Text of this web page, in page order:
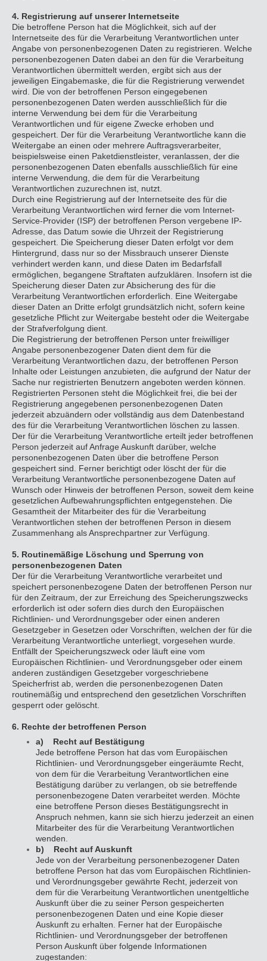
4. Registrierung auf unserer Internetseite
Die betroffene Person hat die Möglichkeit, sich auf der
Internetseite des für die Verarbeitung Verantwortlichen unter
Angabe von personenbezogenen Daten zu registrieren. Welche
personenbezogenen Daten dabei an den für die Verarbeitung
Verantwortlichen übermittelt werden, ergibt sich aus der
jeweiligen Eingabemaske, die für die Registrierung verwendet
wird. Die von der betroffenen Person eingegebenen
personenbezogenen Daten werden ausschließlich für die
interne Verwendung bei dem für die Verarbeitung
Verantwortlichen und für eigene Zwecke erhoben und
gespeichert. Der für die Verarbeitung Verantwortliche kann die
Weitergabe an einen oder mehrere Auftragsverarbeiter,
beispielsweise einen Paketdienstleister, veranlassen, der die
personenbezogenen Daten ebenfalls ausschließlich für eine
interne Verwendung, die dem für die Verarbeitung
Verantwortlichen zuzurechnen ist, nutzt.
Durch eine Registrierung auf der Internetseite des für die
Verarbeitung Verantwortlichen wird ferner die vom Internet-
Service-Provider (ISP) der betroffenen Person vergebene IP-
Adresse, das Datum sowie die Uhrzeit der Registrierung
gespeichert. Die Speicherung dieser Daten erfolgt vor dem
Hintergrund, dass nur so der Missbrauch unserer Dienste
verhindert werden kann, und diese Daten im Bedarfsfall
ermöglichen, begangene Straftaten aufzuklären. Insofern ist die
Speicherung dieser Daten zur Absicherung des für die
Verarbeitung Verantwortlichen erforderlich. Eine Weitergabe
dieser Daten an Dritte erfolgt grundsätzlich nicht, sofern keine
gesetzliche Pflicht zur Weitergabe besteht oder die Weitergabe
der Strafverfolgung dient.
Die Registrierung der betroffenen Person unter freiwilliger
Angabe personenbezogener Daten dient dem für die
Verarbeitung Verantwortlichen dazu, der betroffenen Person
Inhalte oder Leistungen anzubieten, die aufgrund der Natur der
Sache nur registrierten Benutzern angeboten werden können.
Registrierten Personen steht die Möglichkeit frei, die bei der
Registrierung angegebenen personenbezogenen Daten
jederzeit abzuändern oder vollständig aus dem Datenbestand
des für die Verarbeitung Verantwortlichen löschen zu lassen.
Der für die Verarbeitung Verantwortliche erteilt jeder betroffenen
Person jederzeit auf Anfrage Auskunft darüber, welche
personenbezogenen Daten über die betroffene Person
gespeichert sind. Ferner berichtigt oder löscht der für die
Verarbeitung Verantwortliche personenbezogene Daten auf
Wunsch oder Hinweis der betroffenen Person, soweit dem keine
gesetzlichen Aufbewahrungspflichten entgegenstehen. Die
Gesamtheit der Mitarbeiter des für die Verarbeitung
Verantwortlichen stehen der betroffenen Person in diesem
Zusammenhang als Ansprechpartner zur Verfügung.
5. Routinemäßige Löschung und Sperrung von
personenbezogenen Daten
Der für die Verarbeitung Verantwortliche verarbeitet und
speichert personenbezogene Daten der betroffenen Person nur
für den Zeitraum, der zur Erreichung des Speicherungszwecks
erforderlich ist oder sofern dies durch den Europäischen
Richtlinien- und Verordnungsgeber oder einen anderen
Gesetzgeber in Gesetzen oder Vorschriften, welchen der für die
Verarbeitung Verantwortliche unterliegt, vorgesehen wurde.
Entfällt der Speicherungszweck oder läuft eine vom
Europäischen Richtlinien- und Verordnungsgeber oder einem
anderen zuständigen Gesetzgeber vorgeschriebene
Speicherfrist ab, werden die personenbezogenen Daten
routinemäßig und entsprechend den gesetzlichen Vorschriften
gesperrt oder gelöscht.
6. Rechte der betroffenen Person
a) Recht auf Bestätigung
Jede betroffene Person hat das vom Europäischen
Richtlinien- und Verordnungsgeber eingeräumte Recht,
von dem für die Verarbeitung Verantwortlichen eine
Bestätigung darüber zu verlangen, ob sie betreffende
personenbezogene Daten verarbeitet werden. Möchte
eine betroffene Person dieses Bestätigungsrecht in
Anspruch nehmen, kann sie sich hierzu jederzeit an einen
Mitarbeiter des für die Verarbeitung Verantwortlichen
wenden.
b) Recht auf Auskunft
Jede von der Verarbeitung personenbezogener Daten
betroffene Person hat das vom Europäischen Richtlinien-
und Verordnungsgeber gewährte Recht, jederzeit von
dem für die Verarbeitung Verantwortlichen unentgeltliche
Auskunft über die zu seiner Person gespeicherten
personenbezogenen Daten und eine Kopie dieser
Auskunft zu erhalten. Ferner hat der Europäische
Richtlinien- und Verordnungsgeber der betroffenen
Person Auskunft über folgende Informationen
zugestanden: